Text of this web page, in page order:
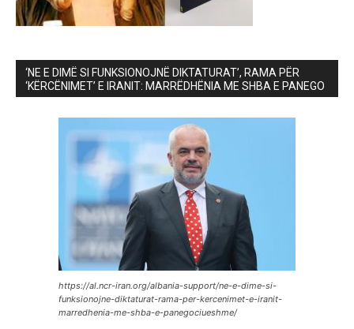
‘NE E DIMË SI FUNKSIONOJNË DIKTATURAT’, RAMA PËR
‘KËRCËNIMET’ E IRANIT: MARRËDHËNIA ME SHBA E PANEGO
https://al.ncr-iran.org/albania-support/ne-e-dime-si-
funksionojne-diktaturat-rama-per-kercenimet-e-iranit-
marredhenia-me-shba-e-panegociueshme/